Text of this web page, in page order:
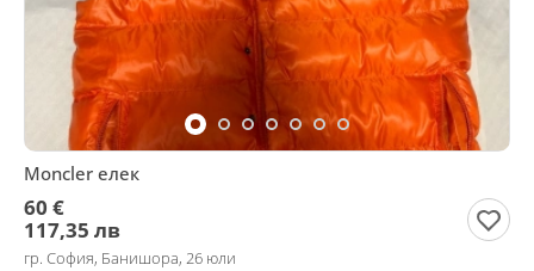
Moncler елек
60 €
117,35 лв
гр. София, Банишора, 26 юли